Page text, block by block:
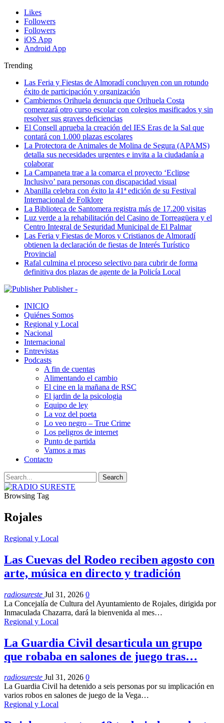
Likes
Followers
Followers
iOS App
Android App
Trending
Las Feria y Fiestas de Almoradí concluyen con un rotundo
éxito de participación y organización
Cambiemos Orihuela denuncia que Orihuela Costa
comenzará otro curso escolar con colegios masificados y sin
resolver sus graves deficiencias
El Consell aprueba la creación del IES Eras de la Sal que
contará con 1.000 plazas escolares
La Protectora de Animales de Molina de Segura (APAMS)
detalla sus necesidades urgentes e invita a la ciudadanía a
colaborar
La Campaneta trae a la comarca el proyecto ‘Eclipse
Inclusivo’ para personas con discapacidad visual
Abanilla celebra con éxito la 41ª edición de su Festival
Internacional de Folklore
La Biblioteca de Santomera registra más de 17.200 visitas
Luz verde a la rehabilitación del Casino de Torreagüera y el
Centro Integral de Seguridad Municipal de El Palmar
Las Feria y Fiestas de Moros y Cristianos de Almoradí
obtienen la declaración de fiestas de Interés Turístico
Provincial
Rafal culmina el proceso selectivo para cubrir de forma
definitiva dos plazas de agente de la Policía Local
Publisher -
INICIO
Quiénes Somos
Regional y Local
Nacional
Internacional
Entrevistas
Podcasts
A fin de cuentas
Alimentando el cambio
El cine en la mañana de RSC
El jardin de la psicologia
Equipo de ley
La voz del poeta
Lo veo negro – True Crime
Los peligros de internet
Punto de partida
Vamos a mas
Contacto
Browsing Tag
Rojales
Regional y Local
Las Cuevas del Rodeo reciben agosto con
arte, música en directo y tradición
radiosureste Jul 31, 2026 0
La Concejalía de Cultura del Ayuntamiento de Rojales, dirigida por
Inmaculada Chazarra, dará la bienvenida al mes…
Regional y Local
La Guardia Civil desarticula un grupo
que robaba en salones de juego tras…
radiosureste Jul 31, 2026 0
La Guardia Civil ha detenido a seis personas por su implicación en
varios robos en salones de juego de la Vega…
Regional y Local